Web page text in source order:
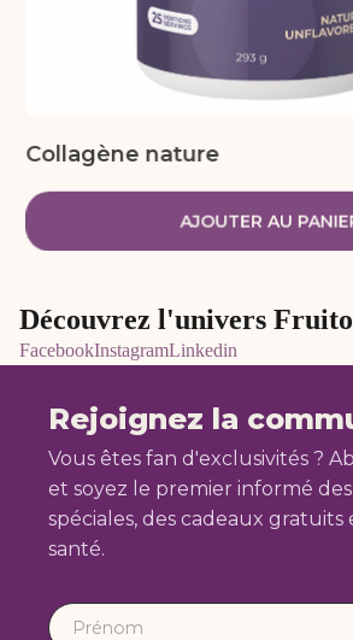
Collagène nature
AJOUTER AU
Découvrez l'univers
FacebookInstagramLinkedin
Rejoignez la
Vous êtes fan d'exclusivités ?
et soyez le premier informé
spéciales, des cadeaux gratuits
santé.